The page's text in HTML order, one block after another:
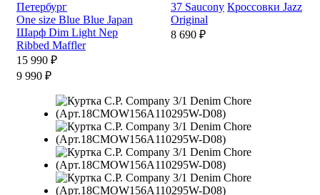
One size Blue Blue Japan
Шарф Dim Light Nep
Ribbed Maffler
15 990 ₽
9 990 ₽
37 Saucony Кроссовки Jazz
Original
8 690 ₽